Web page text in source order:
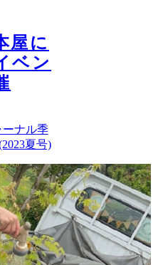
屋に
ベン
ーナル季
夏号)